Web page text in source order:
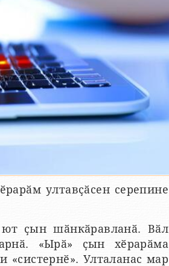
ултавҫӑсен серепине
ют ҫын шӑнкӑравланӑ. Вӑл
«Ырӑ» ҫын хӗрарӑма
Улталанас мар